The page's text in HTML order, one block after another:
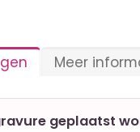
geplaatst
Meer